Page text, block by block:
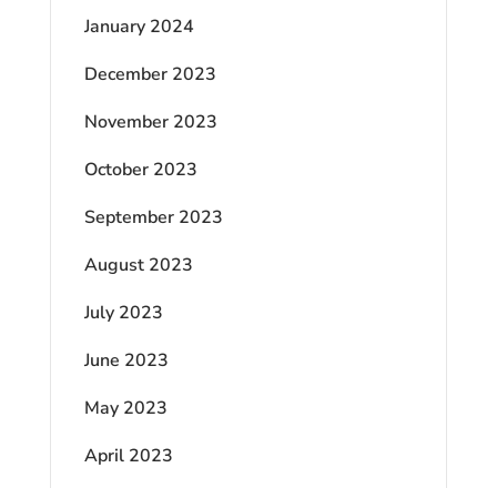
January 2024
December 2023
November 2023
October 2023
September 2023
August 2023
July 2023
June 2023
May 2023
April 2023